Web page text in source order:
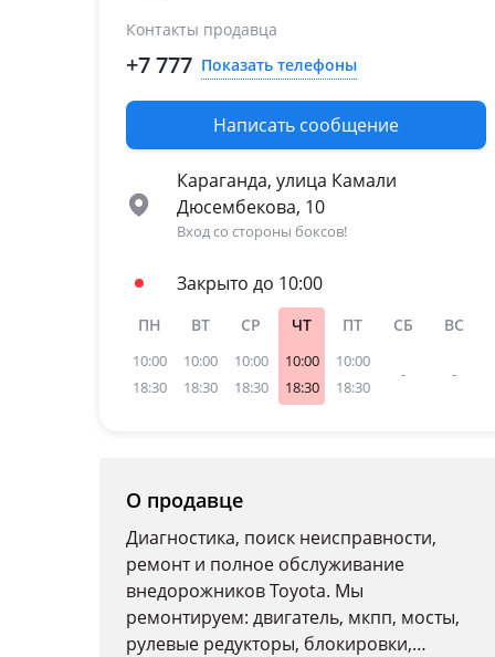
Контакты продавца
+7 777 Показать телефоны
Написать сообщение
Караганда, улица Камали
Дюсембекова, 10
Вход со стороны боксов!
Закрыто до 10:00
ПН
10:00
18:30
ВТ
10:00
18:30
СР
10:00
18:30
ЧТ
10:00
18:30
ПТ
10:00
18:30
СБ
-
ВС
-
О продавце
Диагностика, поиск неисправности,
ремонт и полное обслуживание
внедорожников Toyota. Мы
ремонтируем: двигатель, мкпп, мосты,
рулевые редукторы, блокировки,